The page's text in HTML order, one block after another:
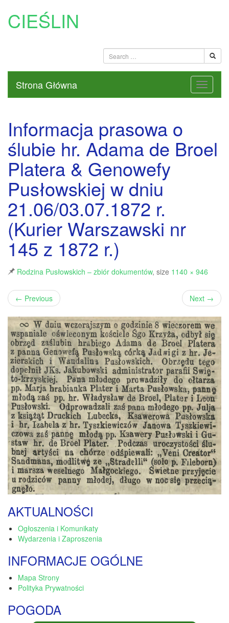
CIEŚLIN
Strona Główna
Informacja prasowa o
ślubie hr. Adama de Broel
Platera & Genowefy
Pusłowskiej w dniu
21.06/03.07.1872 r.
(Kurier Warszawski nr
145 z 1872 r.)
Rodzina Pusłowskich – zbiór dokumentów, size 1140 × 946
← Previous Next →
AKTUALNOŚCI
Ogłoszenia i Komunikaty
Wydarzenia i Zaproszenia
INFORMACJE OGÓLNE
Mapa Strony
Polityka Prywatności
POGODA